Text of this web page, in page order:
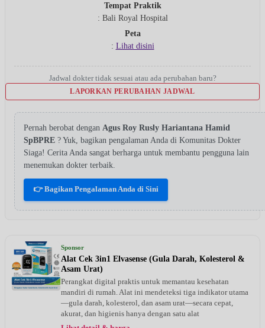
Tempat Praktik
: Bali Royal Hospital
Peta
: Lihat disini
Jadwal dokter tidak sesuai atau ada perubahan baru?
LAPORKAN PERUBAHAN JADWAL
Pernah berobat dengan Agus Roy Rusly Hariantana Hamid
SpBPRE ? Yuk, bagikan pengalaman Anda di Komunitas Dokter
Siaga! Cerita Anda sangat berharga untuk membantu pengguna lain
menemukan dokter terbaik.
👉 Bagikan Pengalaman Anda di Sini
Sponsor
Alat Cek 3in1 Elvasense (Gula Darah, Kolesterol &
Asam Urat)
Perangkat digital praktis untuk memantau kesehatan
mandiri di rumah. Alat ini mendeteksi tiga indikator utama
—gula darah, kolesterol, dan asam urat—secara cepat,
akurat, dan higienis hanya dengan satu alat